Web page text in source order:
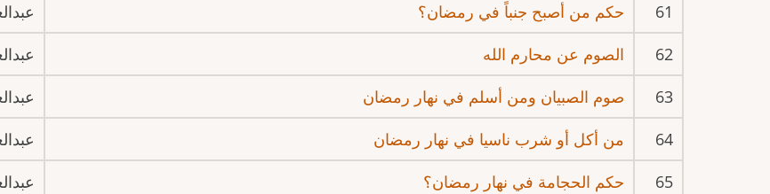
61 حكم من أصبح جنباً في رمضان؟
62 الصوم عن محارم الله
63 صوم الصبيان ومن أسلم في نهار رمضان
64 من أكل أو شرب ناسيا في نهار رمضان
65 حكم الحجامة في نهار رمضان؟